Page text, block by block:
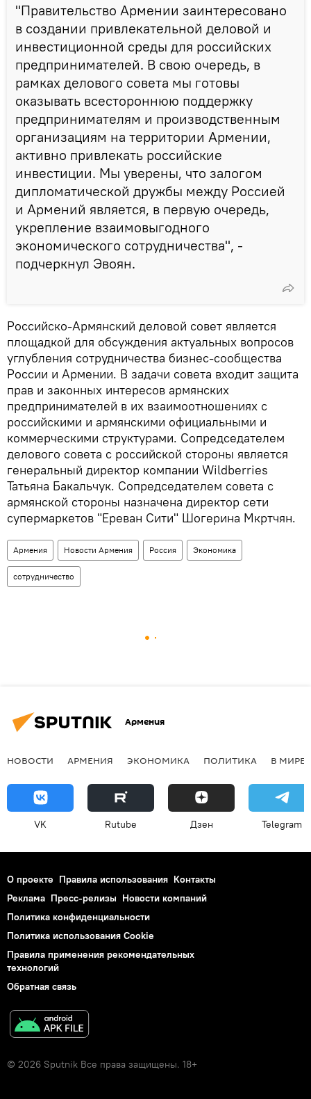
"Правительство Армении заинтересовано
в создании привлекательной деловой и
инвестиционной среды для российских
предпринимателей. В свою очередь, в
рамках делового совета мы готовы
оказывать всестороннюю поддержку
предпринимателям и производственным
организациям на территории Армении,
активно привлекать российские
инвестиции. Мы уверены, что залогом
дипломатической дружбы между Россией
и Армений является, в первую очередь,
укрепление взаимовыгодного
экономического сотрудничества", -
подчеркнул Эвоян.
Российско-Армянский деловой совет является
площадкой для обсуждения актуальных вопросов
углубления сотрудничества бизнес-сообщества
России и Армении. В задачи совета входит защита
прав и законных интересов армянских
предпринимателей в их взаимоотношениях с
российскими и армянскими официальными и
коммерческими структурами. Сопредседателем
делового совета с российской стороны является
генеральный директор компании Wildberries
Татьяна Бакальчук. Сопредседателем совета с
армянской стороны назначена директор сети
супермаркетов "Ереван Сити" Шогерина Мкртчян.
Армения Новости Армения Россия Экономика
сотрудничество
Армения
НОВОСТИ АРМЕНИЯ ЭКОНОМИКА ПОЛИТИКА В МИРЕ
VK Rutube Дзен Telegram
О проекте Правила использования Контакты
Реклама Пресс-релизы Новости компаний
Политика конфиденциальности
Политика использования Cookie
Правила применения рекомендательных
технологий
Обратная связь
© 2026 Sputnik Все права защищены. 18+